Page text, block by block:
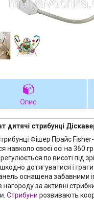
Опис
дитячі стрибунці
Фішер Прайс
навколо своєї осі на 360
по висоті під
дотягуватися і
оснащена забавними
нагороду за активні
Стрибуни розвивають